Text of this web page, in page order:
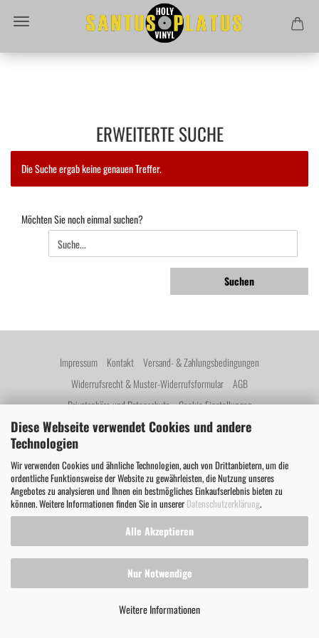
Diese Webseite verwendet Cookies und andere
Technologien
Wir verwenden Cookies und ähnliche Technologien, auch von Drittanbietern, um die
ordentliche Funktionsweise der Website zu gewährleisten, die Nutzung unseres
Angebotes zu analysieren und Ihnen ein bestmögliches Einkaufserlebnis bieten zu
können. Weitere Informationen finden Sie in unserer Datenschutzerklärung.
Alle Akzeptieren
Nur Notwendige
Weitere Informationen
ERWEITERTE SUCHE
Die Suche ergab keine genauen Treffer.
MÖCHTEN
Möchten Sie noch einmal suchen?
Suchen
Impressum Kontakt
Versand- & Zahlungsbedingungen
Widerrufsrecht & Muster-Widerrufsformular
AGB
Privatsphäre und Datenschutz
Cookie Einstellungen